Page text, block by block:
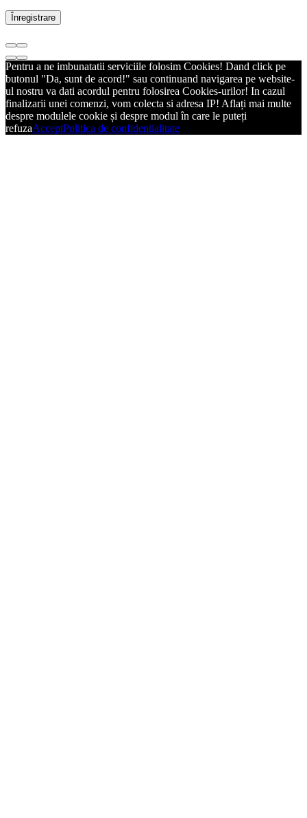
Înregistrare
Pentru a ne imbunatatii serviciile folosim Cookies! Dand click pe
butonul "Da, sunt de acord!" sau continuand navigarea pe website-
ul nostru va dati acordul pentru folosirea Cookies-urilor! In cazul
finalizarii unei comenzi, vom colecta si adresa IP! Aflați mai multe
despre modulele cookie și despre modul în care le puteți
refuzaAcceptPolitica de confidentialitate